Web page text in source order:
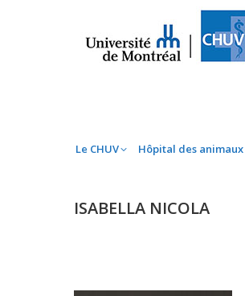
Le CHUV Hôpital des
ISABELLA NICOLA
Le CHUV Hôpital